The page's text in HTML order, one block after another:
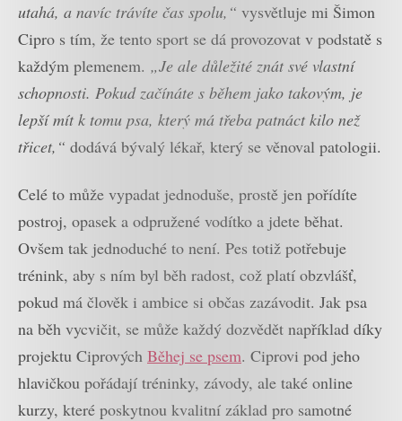
utahá, a navíc trávíte čas spolu,“ vysvětluje mi Šimon
Cipro s tím, že tento sport se dá provozovat v podstatě s
každým plemenem. „Je ale důležité znát své vlastní
schopnosti. Pokud začínáte s během jako takovým, je
lepší mít k tomu psa, který má třeba patnáct kilo než
třicet,“ dodává bývalý lékař, který se věnoval patologii.
Celé to může vypadat jednoduše, prostě jen pořídíte
postroj, opasek a odpružené vodítko a jdete běhat.
Ovšem tak jednoduché to není. Pes totiž potřebuje
trénink, aby s ním byl běh radost, což platí obzvlášť,
pokud má člověk i ambice si občas zazávodit. Jak psa
na běh vycvičit, se může každý dozvědět například díky
projektu Ciprových Běhej se psem. Ciprovi pod jeho
hlavičkou pořádají tréninky, závody, ale také online
kurzy, které poskytnou kvalitní základ pro samotné